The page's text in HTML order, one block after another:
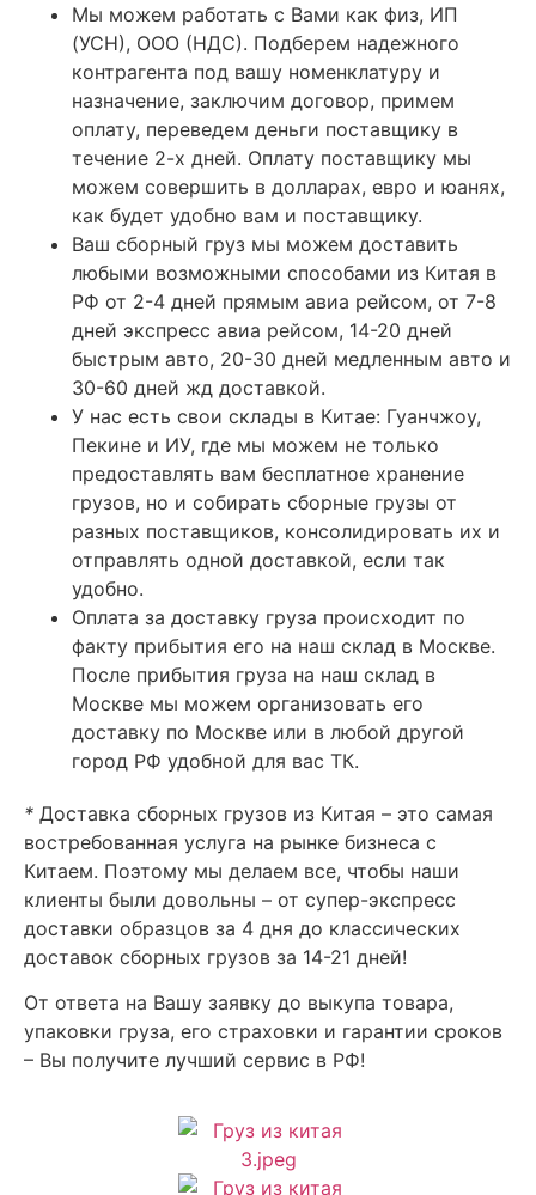
Мы можем работать с Вами как физ, ИП
(УСН), ООО (НДС). Подберем надежного
контрагента под вашу номенклатуру и
назначение, заключим договор, примем
оплату, переведем деньги поставщику в
течение 2-х дней. Оплату поставщику мы
можем совершить в долларах, евро и юанях,
как будет удобно вам и поставщику.
Ваш сборный груз мы можем доставить
любыми возможными способами из Китая в
РФ от 2-4 дней прямым авиа рейсом, от 7-8
дней экспресс авиа рейсом, 14-20 дней
быстрым авто, 20-30 дней медленным авто и
30-60 дней жд доставкой.
У нас есть свои склады в Китае: Гуанчжоу,
Пекине и ИУ, где мы можем не только
предоставлять вам бесплатное хранение
грузов, но и собирать сборные грузы от
разных поставщиков, консолидировать их и
отправлять одной доставкой, если так
удобно.
Оплата за доставку груза происходит по
факту прибытия его на наш склад в Москве.
После прибытия груза на наш склад в
Москве мы можем организовать его
доставку по Москве или в любой другой
город РФ удобной для вас ТК.
* Доставка сборных грузов из Китая – это самая
востребованная услуга на рынке бизнеса с
Китаем. Поэтому мы делаем все, чтобы наши
клиенты были довольны – от супер-экспресс
доставки образцов за 4 дня до классических
доставок сборных грузов за 14-21 дней!
От ответа на Вашу заявку до выкупа товара,
упаковки груза, его страховки и гарантии сроков
– Вы получите лучший сервис в РФ!